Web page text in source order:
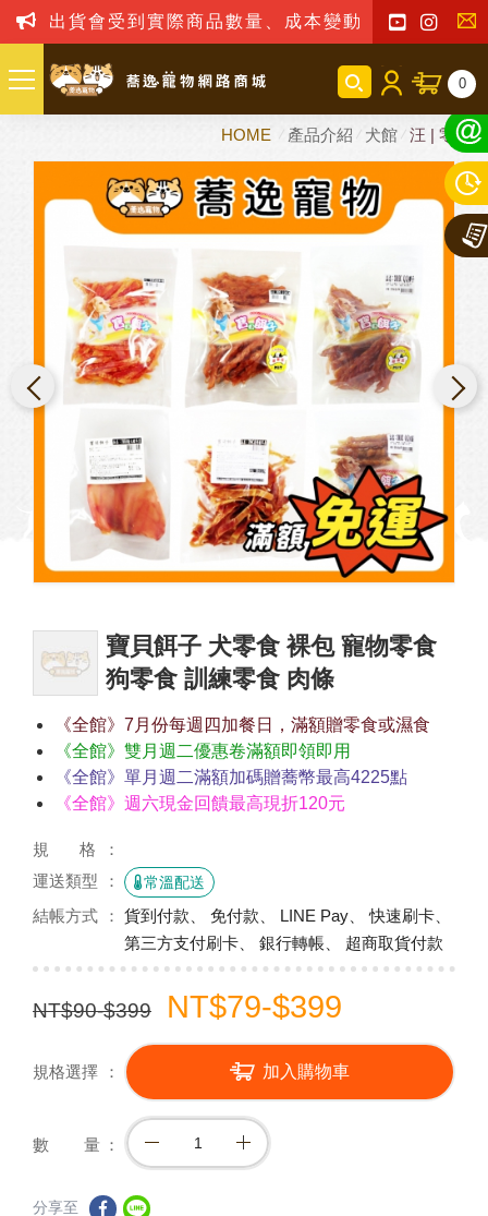
出貨會受到實際商品數量、成本變動之影響，我
聯
我
們
0
HOME 產品介紹 犬館 汪 | 零嘴
寶貝餌子 犬零食 裸包 寵物零食
狗零食 訓練零食 肉條
《全館》7月份每週四加餐日，滿額贈零食或濕食
《全館》雙月週二優惠卷滿額即領即用
《全館》單月週二滿額加碼贈蕎幣最高4225點
《全館》週六現金回饋最高現折120元
規 格
運送類型
常溫配送
結帳方式
貨到付款、 免付款、 LINE Pay、 快速刷卡、
第三方支付刷卡、 銀行轉帳、 超商取貨付款
NT$90-$399 NT$79-$399
規格選擇 加入購物車
數 量
分享至